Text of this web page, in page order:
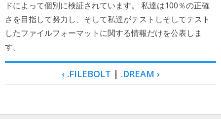
ドによって個別に検証されています。 私達は100％の正確
さを目指して努力し、そして私達がテストしそしてテスト
したファイルフォーマットに関する情報だけを公表しま
す。
‹ .FILEBOLT | .DREAM ›